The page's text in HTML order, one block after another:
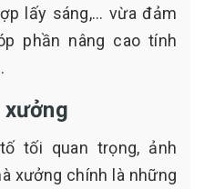
lấy sáng,... vừa đảm
phần nâng cao tính
xưởng
tối quan trọng, ảnh
xưởng chính là những